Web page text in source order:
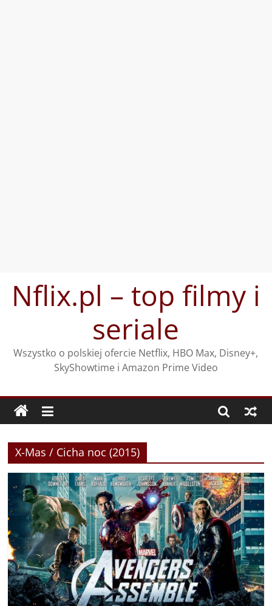
treściNflix.pl – top filmy i
seriale
Wszystko o polskiej ofercie Netflix, HBO Max, Disney+,
SkyShowtime i Amazon Prime Video
X-Mas / Cicha noc (2015)